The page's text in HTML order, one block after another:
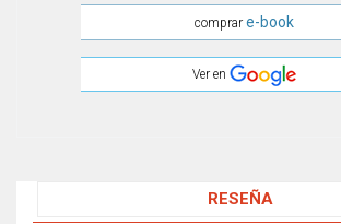
comprare-book
Ver en
RESEÑA